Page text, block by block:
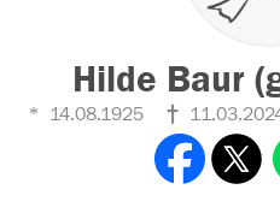
Hilde Baur
14.08.1925